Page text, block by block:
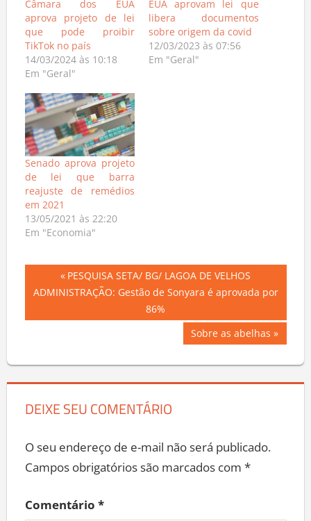
Câmara dos EUA
aprova projeto de lei
que pode proibir
TikTok no país
14/03/2024 às 10:18
Em "Geral"
EUA aprovam lei que
libera documentos
sobre origem da covid
12/03/2023 às 07:56
Em "Geral"
Senado aprova projeto
de lei que barra
reajuste de remédios
em 2021
13/05/2021 às 22:20
Em "Economia"
Navegação
Previous
Post:
PESQUISA SETA/ BG/ LAGOA DE VELHOS
ADMINISTRAÇÃO: Gestão de Sonyara é aprovada por
86%
Next
Sobre as abelhas
DEIXE SEU COMENTÁRIO
O seu endereço de e-mail não será publicado.
Campos obrigatórios são marcados com *
Comentário *